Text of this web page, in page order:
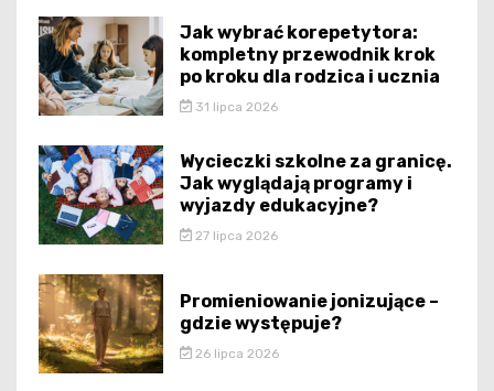
Jak wybrać korepetytora:
kompletny przewodnik krok
po kroku dla rodzica i ucznia
31 lipca 2026
Wycieczki szkolne za granicę.
Jak wyglądają programy i
wyjazdy edukacyjne?
27 lipca 2026
Promieniowanie jonizujące –
gdzie występuje?
26 lipca 2026